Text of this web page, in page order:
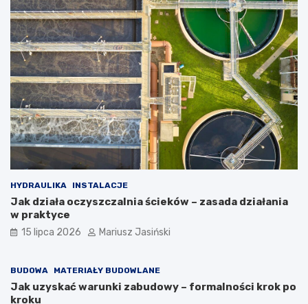
HYDRAULIKA INSTALACJE
Jak działa oczyszczalnia ścieków – zasada działania
w praktyce
15 lipca 2026 Mariusz Jasiński
BUDOWA MATERIAŁY BUDOWLANE
Jak uzyskać warunki zabudowy – formalności krok po
kroku